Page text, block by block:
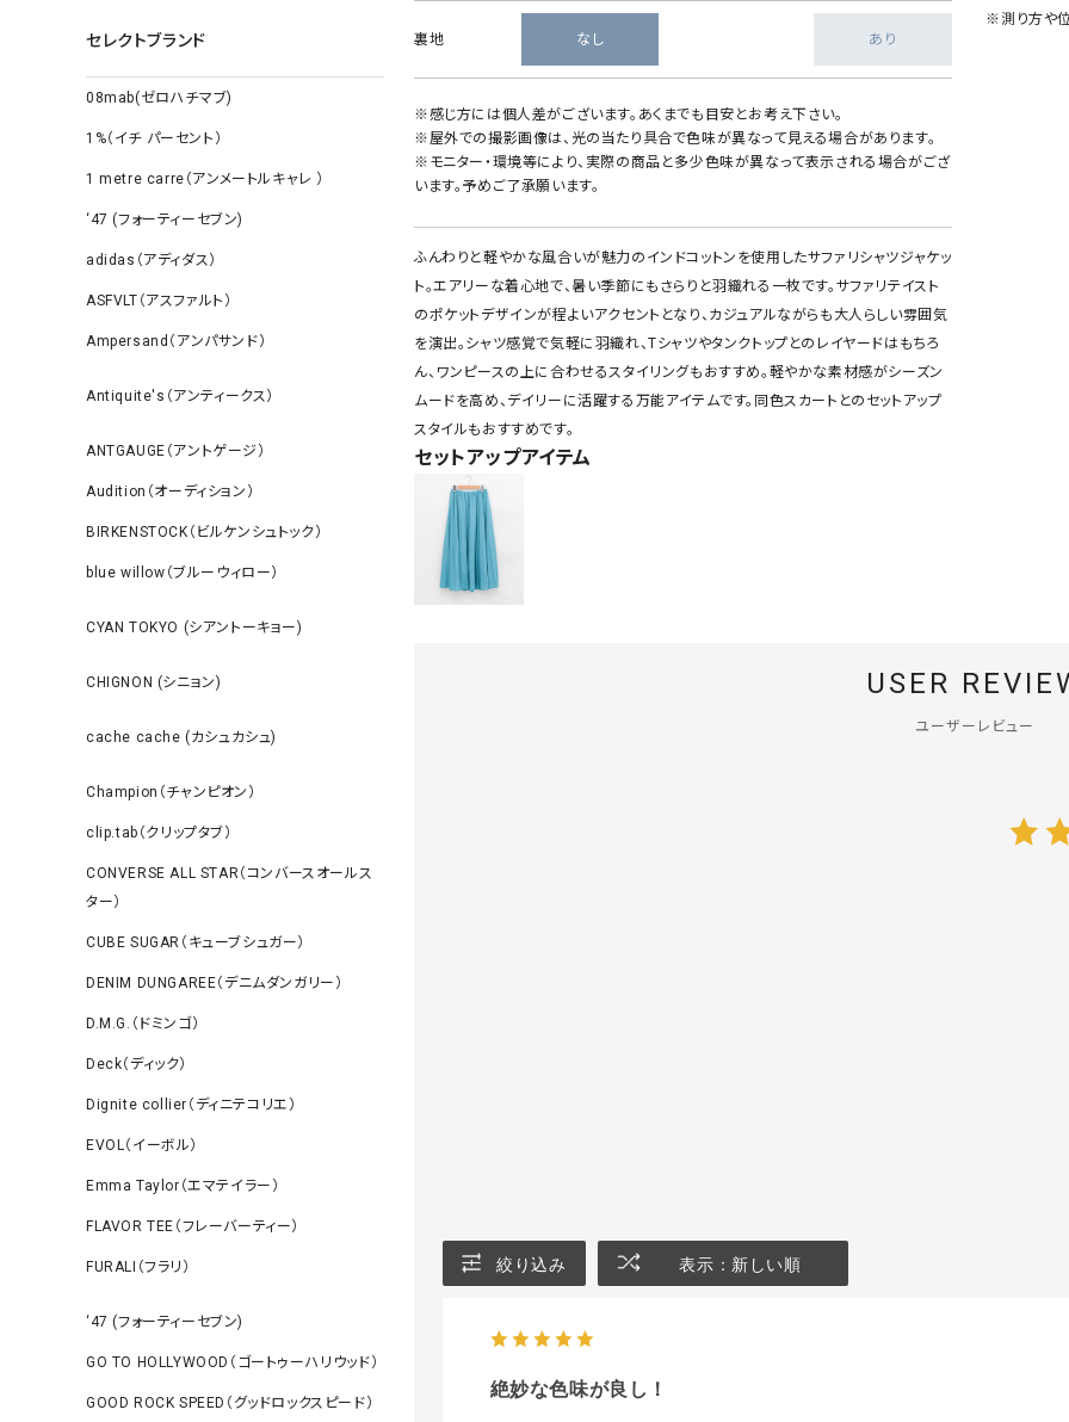
セレクトブランド
08mab(ゼロハチマブ)
1%（イチ パーセント）
1 metre carre（アンメートルキャレ ）
‘47 (フォーティーセブン)
adidas（アディダス）
ASFVLT（アスファルト）
Ampersand（アンパサンド）
Antiquite's（アンティークス）
ANTGAUGE（アントゲージ）
Audition（オーディション）
BIRKENSTOCK（ビルケンシュトック）
blue willow（ブルーウィロー）
CYAN TOKYO (シアントーキョー)
CHIGNON (シニョン)
cache cache (カシュカシュ)
Champion（チャンピオン）
clip.tab（クリップタブ）
CONVERSE ALL STAR（コンバースオールス
ター）
CUBE SUGAR（キューブシュガー）
DENIM DUNGAREE（デニムダンガリー）
D.M.G.（ドミンゴ）
Deck（ディック）
Dignite collier（ディニテコリエ）
EVOL（イーボル）
Emma Taylor（エマテイラー）
FLAVOR TEE（フレーバーティー）
FURALI（フラリ）
‘47 (フォーティーセブン)
GO TO HOLLYWOOD（ゴートゥーハリウッド）
GOOD ROCK SPEED（グッドロックスピード）
裏地 なし あり
※感じ方には個人差がございます。あくまでも目安とお考え下さい。
※屋外での撮影画像は、光の当たり具合で色味が異なって見える場合があります。
※モニター・環境等により、実際の商品と多少色味が異なって表示される場合がござ
います。予めご了承願います。
ふんわりと軽やかな風合いが魅力のインドコットンを使用したサファリシャツジャケッ
ト。エアリーな着心地で、暑い季節にもさらりと羽織れる一枚です。サファリテイスト
のポケットデザインが程よいアクセントとなり、カジュアルながらも大人らしい雰囲気
を演出。シャツ感覚で気軽に羽織れ、Tシャツやタンクトップとのレイヤードはもちろ
ん、ワンピースの上に合わせるスタイリングもおすすめ。軽やかな素材感がシーズン
ムードを高め、デイリーに活躍する万能アイテムです。同色スカートとのセットアップ
スタイルもおすすめです。
セットアップアイテム
※測り方や位
USER
ユーザーレビュー
絞り込み 表示：新しい順
絶妙な色味が良し！